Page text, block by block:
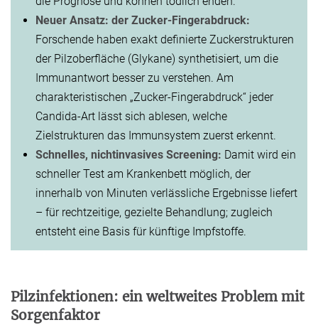
Neuer Ansatz: der Zucker-Fingerabdruck:
Forschende haben exakt definierte Zuckerstrukturen
der Pilzoberfläche (Glykane) synthetisiert, um die
Immunantwort besser zu verstehen. Am
charakteristischen „Zucker-Fingerabdruck“ jeder
Candida-Art lässt sich ablesen, welche
Zielstrukturen das Immunsystem zuerst erkennt.
Schnelles, nichtinvasives Screening: Damit wird ein
schneller Test am Krankenbett möglich, der
innerhalb von Minuten verlässliche Ergebnisse liefert
– für rechtzeitige, gezielte Behandlung; zugleich
entsteht eine Basis für künftige Impfstoffe.
Pilzinfektionen: ein weltweites Problem mit
Sorgenfaktor